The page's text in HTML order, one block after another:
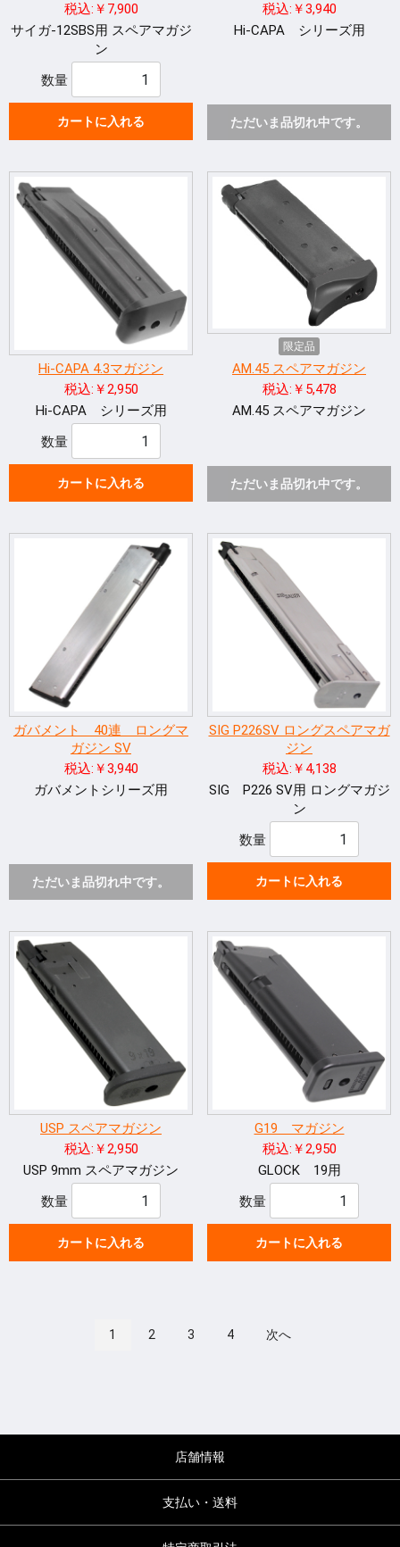
税込:￥7,900
サイガ-12SBS用 スペアマガジ
ン
数量
カートに入れる
税込:￥3,940
Hi-CAPA シリーズ用
ただいま品切れ中です。
Hi-CAPA 4.3マガジン
税込:￥2,950
Hi-CAPA シリーズ用
数量
カートに入れる
限定品
AM.45 スペアマガジン
税込:￥5,478
AM.45 スペアマガジン
ただいま品切れ中です。
ガバメント 40連 ロングマ
ガジン SV
税込:￥3,940
ガバメントシリーズ用
ただいま品切れ中です。
SIG P226SV ロングスペアマガ
ジン
税込:￥4,138
SIG P226 SV用 ロングマガジ
ン
数量
カートに入れる
USP スペアマガジン
税込:￥2,950
USP 9mm スペアマガジン
数量
カートに入れる
G19 マガジン
税込:￥2,950
GLOCK 19用
数量
カートに入れる
1 2 3 4 次へ
店舗情報
支払い・送料